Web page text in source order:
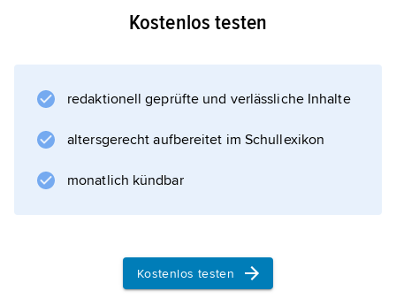
Binnenwasserstraßen sind natürliche oder
den dem allgemeinen Verkehr dienenden und
Seewasserstraßen sind die Flächen zwischen
der Küstenlinie bei mittlerem
Informationen zum Artikel
Kostenlos testen
redaktionell geprüfte und verlässliche Inhalte
altersgerecht aufbereitet im Schullexikon
monatlich kündbar
Kostenlos testen